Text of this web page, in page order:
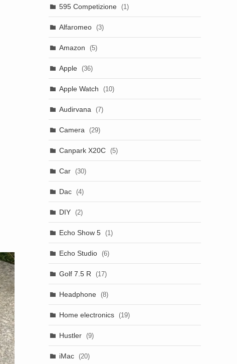
595 Competizione (1)
Alfaromeo (3)
Amazon (5)
Apple (36)
Apple Watch (10)
Audirvana (7)
Camera (29)
Canpark X20C (5)
Car (30)
Dac (4)
DIY (2)
Echo Show 5 (1)
Echo Studio (6)
Golf 7.5 R (17)
Headphone (8)
Home electronics (19)
Hustler (9)
iMac (20)